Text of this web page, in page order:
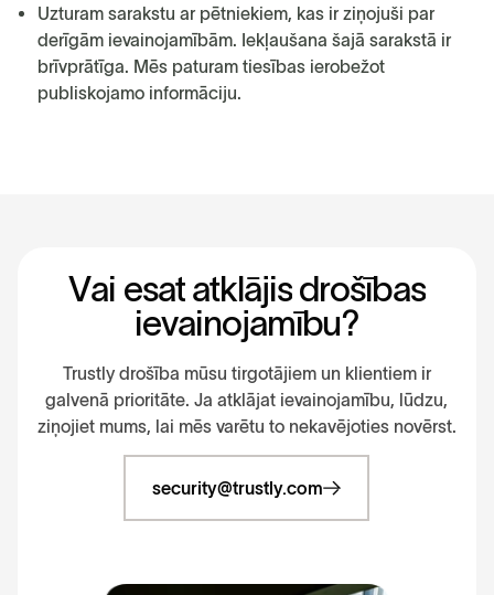
Uzturam sarakstu ar pētniekiem, kas ir ziņojuši par
derīgām ievainojamībām. Iekļaušana šajā sarakstā ir
brīvprātīga. Mēs paturam tiesības ierobežot
publiskojamo informāciju.
Vai esat atklājis drošības
ievainojamību?
Trustly drošība mūsu tirgotājiem un klientiem ir
galvenā prioritāte. Ja atklājat ievainojamību, lūdzu,
ziņojiet mums, lai mēs varētu to nekavējoties novērst.
security@trustly.com